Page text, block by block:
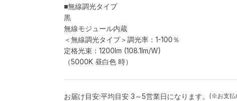
お届け目安:平均目安 3～5営業日になります。 (※お支払
■無線調光タイプ
黒
無線モジュール内蔵
＜無線調光タイプ＞調光率：1-100％
定格光束：1200lm (108.1lm/W)
（5000K 昼白色 時）